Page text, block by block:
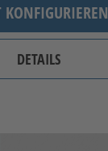
KONFIGURIEREN
DETAILS